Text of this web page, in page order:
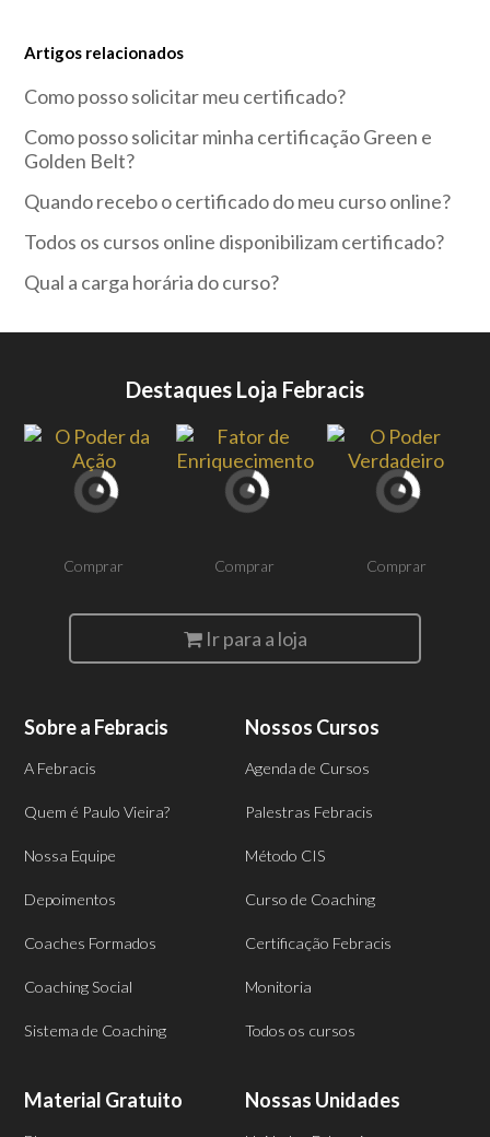
Artigos relacionados
Como posso solicitar meu certificado?
Como posso solicitar minha certificação Green e
Golden Belt?
Quando recebo o certificado do meu curso online?
Todos os cursos online disponibilizam certificado?
Qual a carga horária do curso?
Destaques Loja Febracis
Comprar Comprar Comprar
Ir para a loja
Sobre a Febracis
A Febracis
Quem é Paulo Vieira?
Nossa Equipe
Depoimentos
Coaches Formados
Coaching Social
Sistema de Coaching
Nossos Cursos
Agenda de Cursos
Palestras Febracis
Método CIS
Curso de Coaching
Certificação Febracis
Monitoria
Todos os cursos
Material Gratuito Nossas Unidades